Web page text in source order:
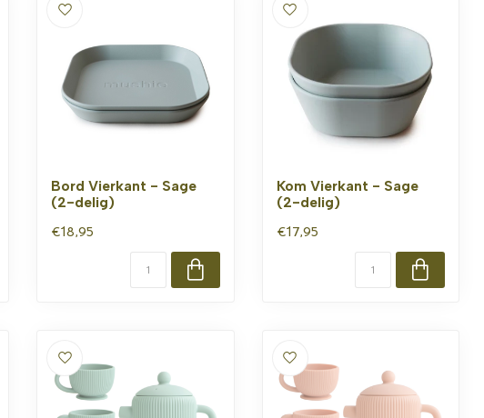
Bord Vierkant - Sage
(2-delig)
€18,95
Kom Vierkant - Sage
(2-delig)
€17,95